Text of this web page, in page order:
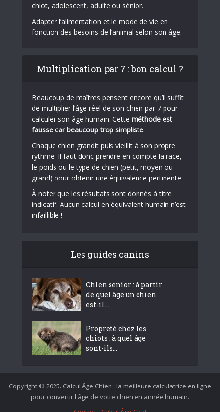
chiot, adolescent, adulte ou sénior.
Adapter l’alimentation et le mode de vie en
fonction des besoins de l’animal selon son âge.
Multiplication par 7 : bon calcul ?
Beaucoup de maîtres pensent encore qu’il suffit
de multiplier l’âge réel de son chien par 7 pour
calculer son âge humain. Cette méthode est
fausse car beaucoup trop simpliste.
Chaque chien grandit puis vieillit à son propre
rythme. Il faut donc prendre en compte la race,
le poids ou le type de chien (petit, moyen ou
grand) pour obtenir une équivalence pertinente.
À noter que les résultats sont donnés à titre
indicatif. Aucun calcul en équivalent humain n’est
infaillible !
Les guides canins
Chien senior : à partir
de quel âge un chien
est-il...
Propreté chez les
chiots : à quel âge
sont-ils...
Copyright © 2025. Calcul Âge Chien : la meilleure calculatrice en ligne
pour convertir l'âge de votre chien en année humain.